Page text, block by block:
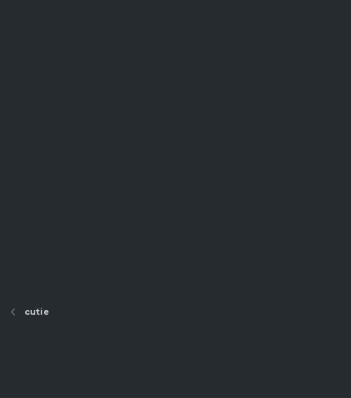
cutie